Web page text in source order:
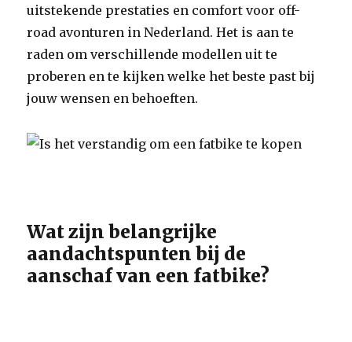
uitstekende prestaties en comfort voor off-
road avonturen in Nederland. Het is aan te
raden om verschillende modellen uit te
proberen en te kijken welke het beste past bij
jouw wensen en behoeften.
Wat zijn belangrijke
aandachtspunten bij de
aanschaf van een fatbike?